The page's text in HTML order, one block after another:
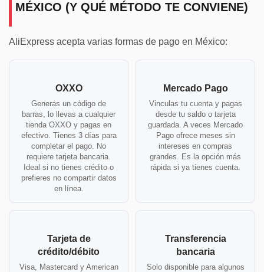
MÉXICO (Y QUÉ MÉTODO TE CONVIENE)
AliExpress acepta varias formas de pago en México:
OXXO
Generas un código de
barras, lo llevas a cualquier
tienda OXXO y pagas en
efectivo. Tienes 3 días para
completar el pago. No
requiere tarjeta bancaria.
Ideal si no tienes crédito o
prefieres no compartir datos
en línea.
Mercado Pago
Vinculas tu cuenta y pagas
desde tu saldo o tarjeta
guardada. A veces Mercado
Pago ofrece meses sin
intereses en compras
grandes. Es la opción más
rápida si ya tienes cuenta.
Tarjeta de
crédito/débito
Visa, Mastercard y American
Transferencia
bancaria
Solo disponible para algunos